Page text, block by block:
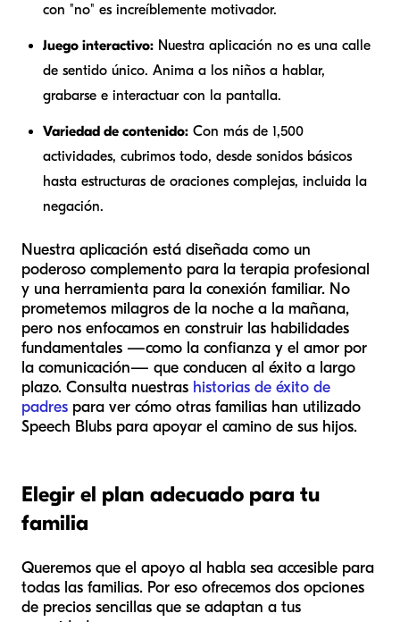
con "no" es increíblemente motivador.
Juego interactivo: Nuestra aplicación no es una calle
de sentido único. Anima a los niños a hablar,
grabarse e interactuar con la pantalla.
Variedad de contenido: Con más de 1,500
actividades, cubrimos todo, desde sonidos básicos
hasta estructuras de oraciones complejas, incluida la
negación.
Nuestra aplicación está diseñada como un
poderoso complemento para la terapia profesional
y una herramienta para la conexión familiar. No
prometemos milagros de la noche a la mañana,
pero nos enfocamos en construir las habilidades
fundamentales —como la confianza y el amor por
la comunicación— que conducen al éxito a largo
plazo. Consulta nuestras historias de éxito de
padres para ver cómo otras familias han utilizado
Speech Blubs para apoyar el camino de sus hijos.
Elegir el plan adecuado para tu
familia
Queremos que el apoyo al habla sea accesible para
todas las familias. Por eso ofrecemos dos opciones
de precios sencillas que se adaptan a tus